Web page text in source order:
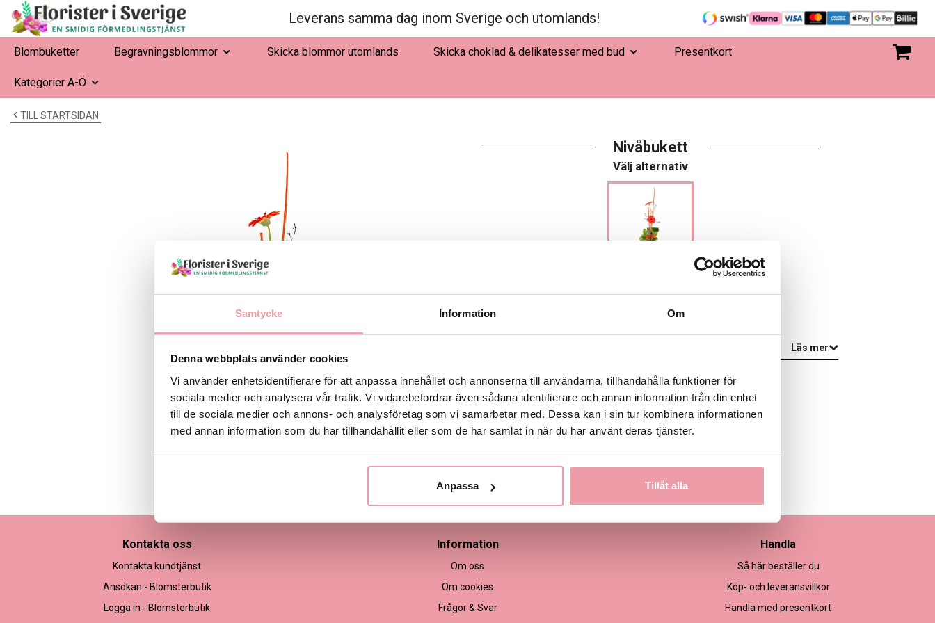
Samtycke Information Om
Denna webbplats använder cookies
Vi använder enhetsidentifierare för att anpassa innehållet och annonserna till användarna, tillhandahålla funktioner för
sociala medier och analysera vår trafik. Vi vidarebefordrar även sådana identifierare och annan information från din enhet
till de sociala medier och annons- och analysföretag som vi samarbetar med. Dessa kan i sin tur kombinera informationen
med annan information som du har tillhandahållit eller som de har samlat in när du har använt deras tjänster.
Anpassa Tillåt alla
Leverans samma dag inom Sverige och utomlands!
Blombuketter Begravningsblommor Skicka blommor utomlands Skicka choklad & delikatesser med bud Presentkort
Kategorier A-Ö
TILL STARTSIDAN
Nivåbukett
Välj alternativ
LÄGG I VARUKORGEN
Läs mer
Kontakta oss
Kontakta kundtjänst
Ansökan - Blomsterbutik
Logga in - Blomsterbutik
Information
Om oss
Om cookies
Frågor & Svar
Handla
Så här beställer du
Köp- och leveransvillkor
Handla med presentkort